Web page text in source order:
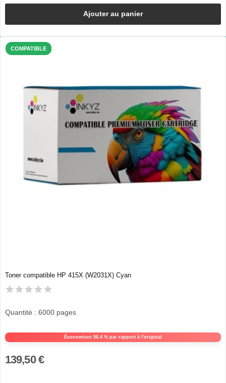
Ajouter au panier
COMPATIBLE
Toner compatible HP 415X (W2031X) Cyan
Économisez 56.4 % par rapport à l'original
Quantité : 6000 pages
139,50 €